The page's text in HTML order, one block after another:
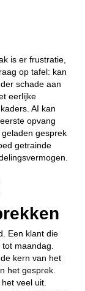
is er frustratie,
op tafel: kan
schade aan
eerlijke
AI kan
opvang
gesprek
getrainde
Een klant die
maandag.
kern van het
het gesprek.
veel uit.